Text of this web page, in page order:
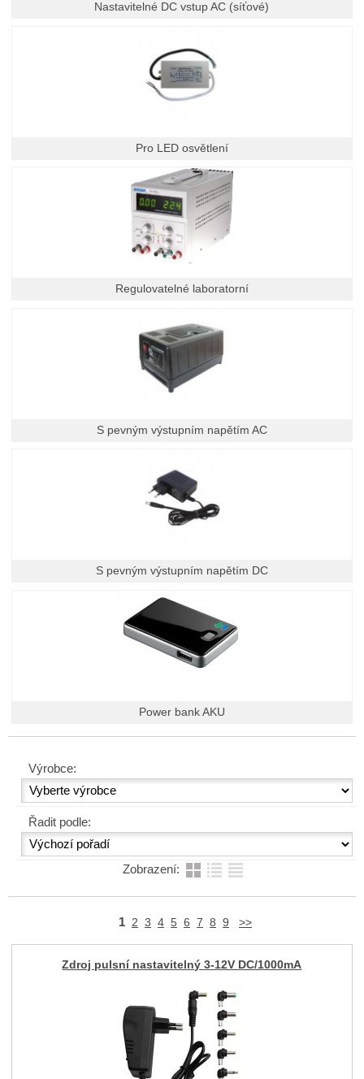
Nastavitelné DC vstup AC (síťové)
Pro LED osvětlení
Regulovatelné laboratorní
S pevným výstupním napětím AC
S pevným výstupním napětím DC
Power bank AKU
Výrobce:
Řadit podle:
Zobrazení:
1 2 3 4 5 6 7 8 9 >>
Zdroj pulsní nastavitelný 3-12V DC/1000mA